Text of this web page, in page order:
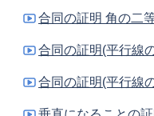
合同の証明 角の二
合同の証明(平行線
合同の証明(平行線